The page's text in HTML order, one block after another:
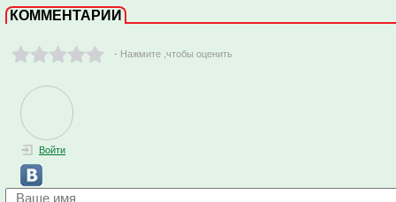
КОММЕНТАРИИ
- Нажмите ,чтобы оценить
Войти